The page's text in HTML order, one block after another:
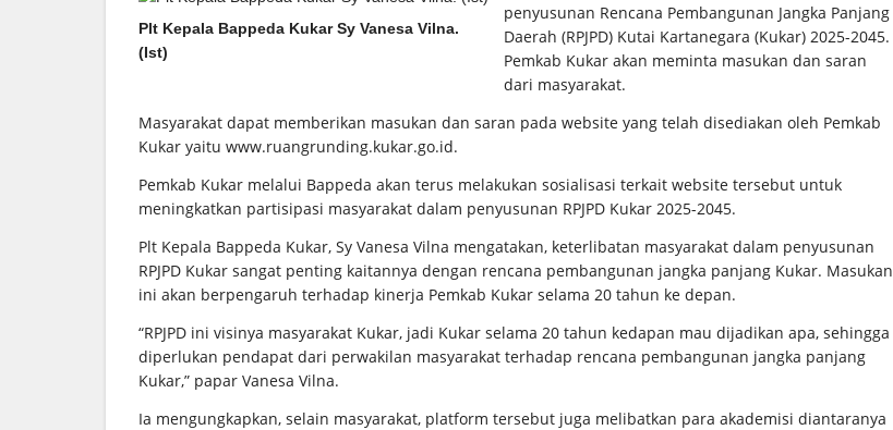
Plt Kepala Bappeda Kukar Sy Vanesa Vilna.
(Ist)
penyusunan Rencana Pembangunan Jangka Panjang
Daerah (RPJPD) Kutai Kartanegara (Kukar) 2025-2045.
Pemkab Kukar akan meminta masukan dan saran
dari masyarakat.
Masyarakat dapat memberikan masukan dan saran pada website yang telah disediakan oleh Pemkab
Kukar yaitu www.ruangrunding.kukar.go.id.
Pemkab Kukar melalui Bappeda akan terus melakukan sosialisasi terkait website tersebut untuk
meningkatkan partisipasi masyarakat dalam penyusunan RPJPD Kukar 2025-2045.
Plt Kepala Bappeda Kukar, Sy Vanesa Vilna mengatakan, keterlibatan masyarakat dalam penyusunan
RPJPD Kukar sangat penting kaitannya dengan rencana pembangunan jangka panjang Kukar. Masukan
ini akan berpengaruh terhadap kinerja Pemkab Kukar selama 20 tahun ke depan.
“RPJPD ini visinya masyarakat Kukar, jadi Kukar selama 20 tahun kedapan mau dijadikan apa, sehingga
diperlukan pendapat dari perwakilan masyarakat terhadap rencana pembangunan jangka panjang
Kukar,” papar Vanesa Vilna.
Ia mengungkapkan, selain masyarakat, platform tersebut juga melibatkan para akademisi diantaranya